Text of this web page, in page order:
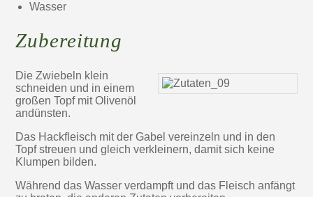
Wasser
Zubereitung
Die Zwiebeln klein
schneiden und in einem
großen Topf mit Olivenöl
andünsten.
Das Hackfleisch mit der Gabel vereinzeln und in den
Topf streuen und gleich verkleinern, damit sich keine
Klumpen bilden.
Während das Wasser verdampft und das Fleisch anfängt